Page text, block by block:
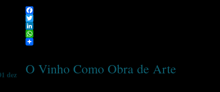
Facebook
Twitter
LinkedIn
WhatsApp
O Vinho Como Obra de Arte
dez